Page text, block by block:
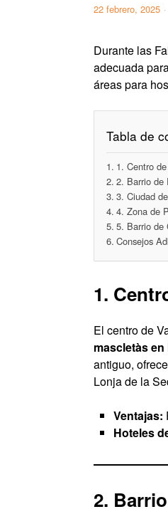
22 febrero, 2025
Durante las
adecuada
áreas para
Tabla de
1. Centro
2. Barrio de
3. Ciudad
4. Zona de
5. Barrio de
Consejos
1.
El centro de
mascletàs
antiguo,
Lonja de la
Ventajas:
Hoteles
2.